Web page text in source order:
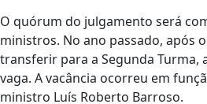
O quórum do julgamento será
ministros. No ano passado, após
transferir para a Segunda Turma,
vaga. A vacância ocorreu em
ministro Luís Roberto Barroso.